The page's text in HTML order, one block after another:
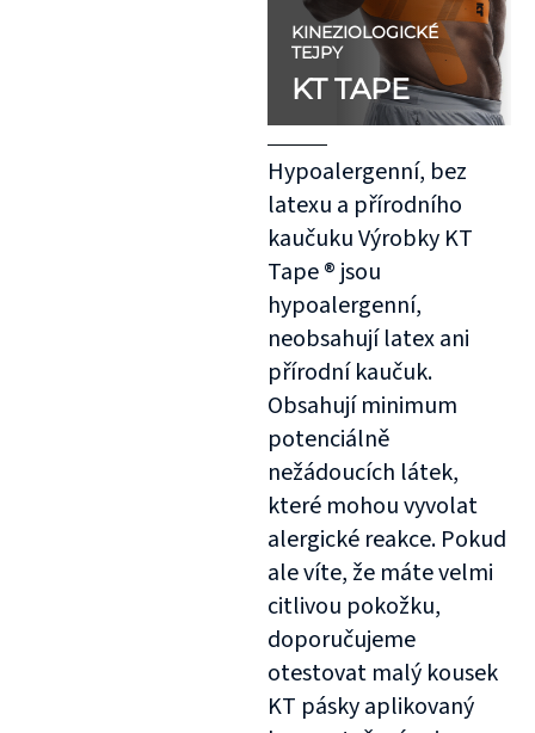
KINEZIOLOGICKÉ
TEJPY
KT TAPE
Hypoalergenní, bez
latexu a přírodního
kaučuku Výrobky KT
Tape ® jsou
hypoalergenní,
neobsahují latex ani
přírodní kaučuk.
Obsahují minimum
potenciálně
nežádoucích látek,
které mohou vyvolat
alergické reakce. Pokud
ale víte, že máte velmi
citlivou pokožku,
doporučujeme
otestovat malý kousek
KT pásky aplikovaný